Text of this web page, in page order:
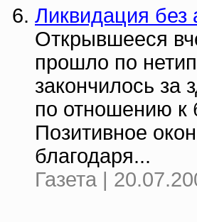
Ликвидация без
Открывшееся
прошло по
закончилось за
по отношению к
Позитивное
благодаря...
Газета |